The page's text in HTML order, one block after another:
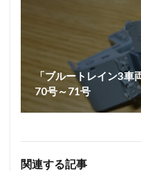
「ブルートレイン3
70号～71号
関連する記事